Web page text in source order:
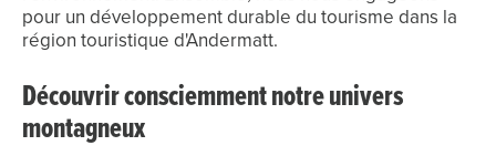
pour un développement durable du tourisme dans la
région touristique d'Andermatt.
Découvrir consciemment notre univers
montagneux